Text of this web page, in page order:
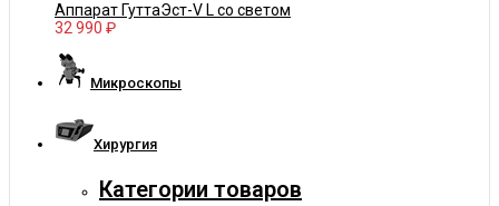
Аппарат ГуттаЭст-V L со светом
32 990 ₽
Микроскопы
Хирургия
Категории товаров